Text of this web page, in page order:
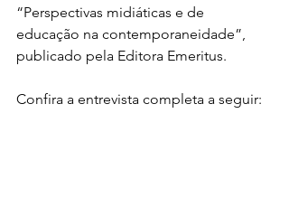
“Perspectivas midiáticas e de
educação na contemporaneidade”,
publicado pela Editora Emeritus.
Confira a entrevista completa a seguir: